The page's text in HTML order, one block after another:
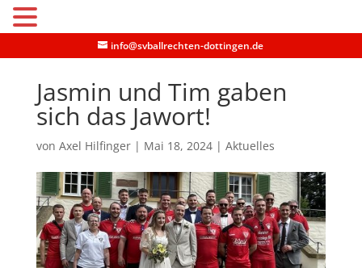
info@svballrechten-dottingen.de
Jasmin und Tim gaben
sich das Jawort!
von Axel Hilfinger| Mai 18, 2024| Aktuelles